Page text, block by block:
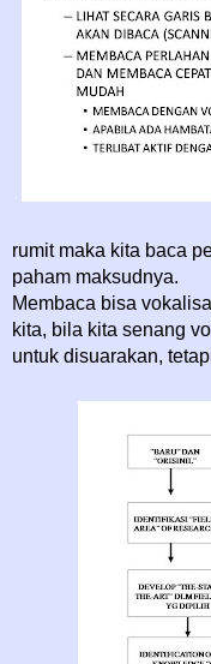
rumit maka kita baca
paham maksudnya.
Membaca bisa
kita, bila kita senang
untuk disuarakan,